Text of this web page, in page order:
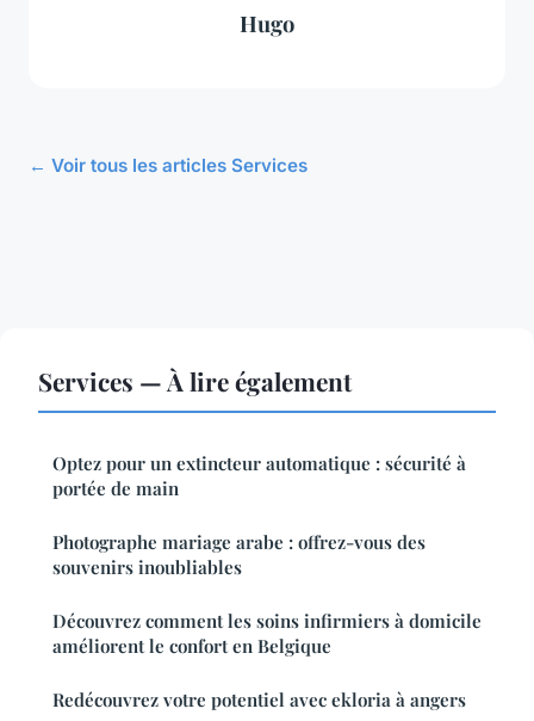
Hugo
← Voir tous les articles Services
Services — À lire également
Optez pour un extincteur automatique : sécurité à
portée de main
Photographe mariage arabe : offrez-vous des
souvenirs inoubliables
Découvrez comment les soins infirmiers à domicile
améliorent le confort en Belgique
Redécouvrez votre potentiel avec ekloria à angers